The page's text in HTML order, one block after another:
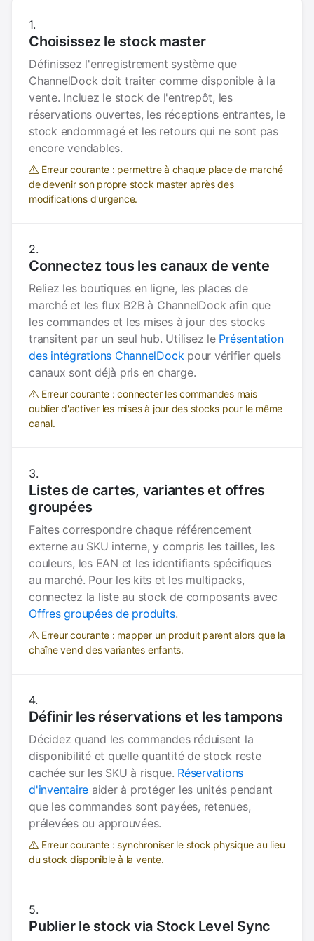
Choisissez le stock master
Définissez l'enregistrement système que
ChannelDock doit traiter comme disponible à la
vente. Incluez le stock de l'entrepôt, les
réservations ouvertes, les réceptions entrantes, le
stock endommagé et les retours qui ne sont pas
encore vendables.
Erreur courante : permettre à chaque place de marché
de devenir son propre stock master après des
modifications d'urgence.
Connectez tous les canaux de vente
Reliez les boutiques en ligne, les places de
marché et les flux B2B à ChannelDock afin que
les commandes et les mises à jour des stocks
transitent par un seul hub. Utilisez le Présentation
des intégrations ChannelDockpour vérifier quels
canaux sont déjà pris en charge.
Erreur courante : connecter les commandes mais
oublier d'activer les mises à jour des stocks pour le même
canal.
Listes de cartes, variantes et offres
groupées
Faites correspondre chaque référencement
externe au SKU interne, y compris les tailles, les
couleurs, les EAN et les identifiants spécifiques
au marché. Pour les kits et les multipacks,
connectez la liste au stock de composants avec
Offres groupées de produits.
Erreur courante : mapper un produit parent alors que la
chaîne vend des variantes enfants.
Définir les réservations et les tampons
Décidez quand les commandes réduisent la
disponibilité et quelle quantité de stock reste
cachée sur les SKU à risque. Réservations
d'inventaire aider à protéger les unités pendant
que les commandes sont payées, retenues,
prélevées ou approuvées.
Erreur courante : synchroniser le stock physique au lieu
du stock disponible à la vente.
Publier le stock via Stock Level Sync